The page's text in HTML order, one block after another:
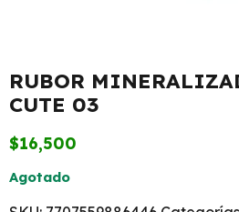
RUBOR
CUTE 03
$16,500
Agotado